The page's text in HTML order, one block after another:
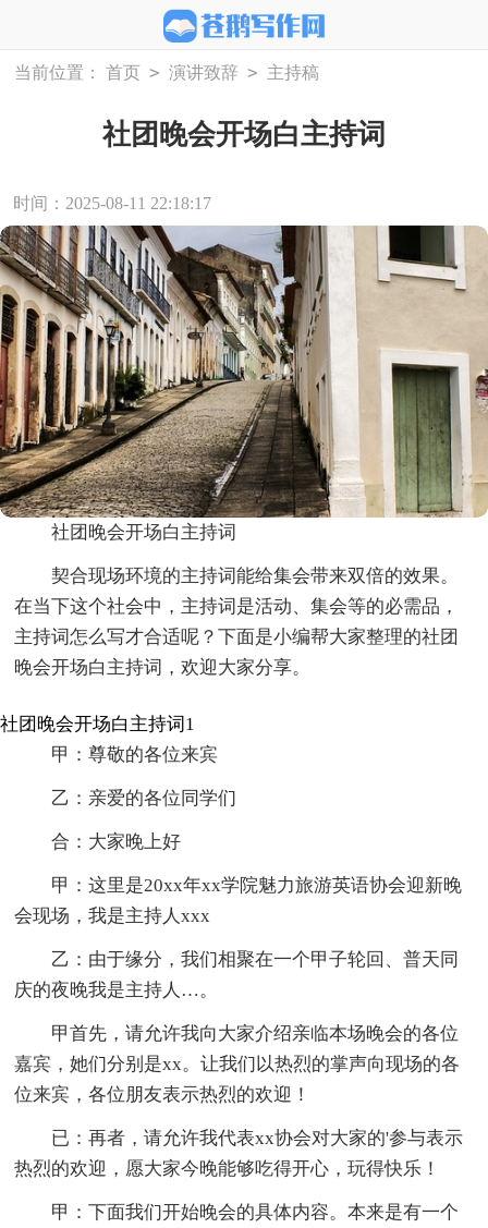
当前位置： 首页 > 演讲致辞 > 主持稿
社团晚会开场白主持词
时间：2025-08-11 22:18:17
社团晚会开场白主持词
契合现场环境的主持词能给集会带来双倍的效果。
在当下这个社会中，主持词是活动、集会等的必需品，
主持词怎么写才合适呢？下面是小编帮大家整理的社团
晚会开场白主持词，欢迎大家分享。
社团晚会开场白主持词1
甲：尊敬的各位来宾
乙：亲爱的各位同学们
合：大家晚上好
甲：这里是20xx年xx学院魅力旅游英语协会迎新晚
会现场，我是主持人xxx
乙：由于缘分，我们相聚在一个甲子轮回、普天同
庆的夜晚我是主持人…。
甲首先，请允许我向大家介绍亲临本场晚会的各位
嘉宾，她们分别是xx。让我们以热烈的掌声向现场的各
位来宾，各位朋友表示热烈的欢迎！
已：再者，请允许我代表xx协会对大家的'参与表示
热烈的欢迎，愿大家今晚能够吃得开心，玩得快乐！
甲：下面我们开始晚会的具体内容。本来是有一个